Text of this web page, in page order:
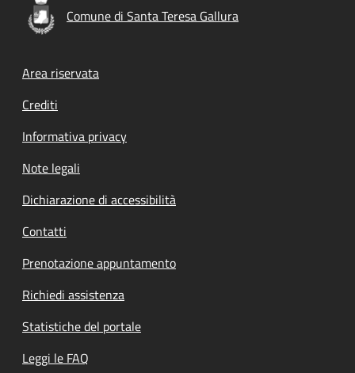
Comune di Santa Teresa Gallura
Footer menu
Area riservata
Crediti
Informativa privacy
Note legali
Dichiarazione di accessibilità
Contatti
Prenotazione appuntamento
Richiedi assistenza
Statistiche del portale
Leggi le FAQ